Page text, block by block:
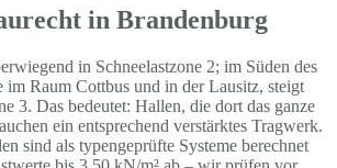
in Brandenburg
in Schneelastzone 2; im Süden des
im Raum Cottbus und in der Lausitz, steigt
3. Das bedeutet: Hallen, die dort das ganze
ein entsprechend verstärktes Tragwerk.
sind als typengeprüfte Systeme berechnet